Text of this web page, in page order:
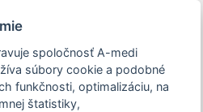
archivovaného a už
podujatia.
person_off
spoločnosť A-medi
súbory cookie a podobné
funkčnosti, optimalizáciu, na
štatistiky,